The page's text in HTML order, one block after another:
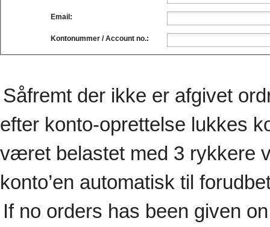
Email:
Kontonummer / Account no.:
Såfremt der ikke er afgivet
efter konto-oprettelse lukkes
været belastet med 3 rykkere
konto’en automatisk til
If no orders has been given